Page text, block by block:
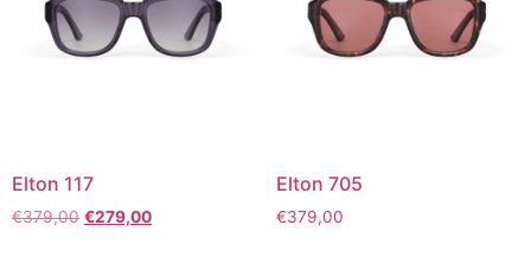
Elton 117
€379,00 €279,00
Elton 705
€379,00